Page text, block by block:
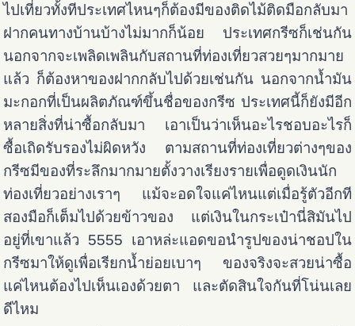
ไปเที่ยวทั้งทีประเทศไหนๆก็ต้องมีของติดไม้ติดมือกลับมา
ฝากคนทางบ้านบ้างไม่มากก็น้อย ประเทศกรีซก็เช่นกัน
นอกจากจะเพลิดเพลินกับสถานที่ท่องเที่ยวสวยๆมากมาย
แล้ว ก็ต้องหาของฝากกลับไปด้วยเช่นกัน นอกจากน้ำมัน
มะกอกที่เป็นผลิตภัณฑ์ขึ้นชื่อของกรีซ ประเทศนี้ก็ยังมีอีก
หลายสิ่งที่น่าซื้อกลับมา เอาเป็นว่าเห็นอะไรชอบอะไรก็
ซื้อเถิดรับรองไม่ผิดหวัง ตามสถานที่ท่องเที่ยวต่างๆของ
กรีซมีของที่ระลึกมากมายตั้งวางเรียงรายเพื่อดูดเงินนัก
ท่องเที่ยวอย่างเราๆ แม้จะอดใจแค่ไหนแต่เมื่อรู้ตัวอีกที
สองมือก็เต็มไปด้วยข้าวของ แต่เงินในกระเป๋านี่สิมันไป
อยู่ที่เขาแล้ว 5555 เอาหล่ะแอดขอนำรูปของน่าชอปใน
กรีซมาให้ดูเพื่อเรียกน้ำย่อยเบาๆ ของจริงจะสวยน่าซื้อ
แค่ไหนต้องไปเห็นเองด้วยตา และตัดสินใจกันที่โน่นเลย
ดีไหม